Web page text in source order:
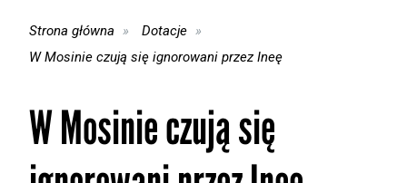
Strona główna
Dotacje
W Mosinie czują się ignorowani przez Ineę
W Mosinie czują się